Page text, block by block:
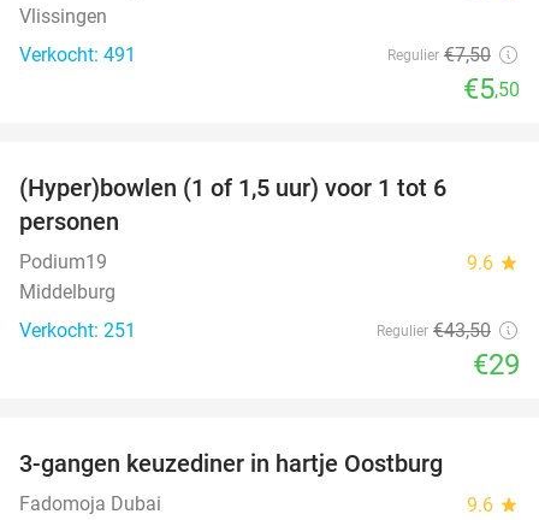
Vlissingen
Verkocht: 491
Regulier €7,50
€5,50
(Hyper)bowlen (1 of 1,5 uur) voor 1 tot 6
personen
Podium19 9.6 star
Middelburg
Verkocht: 251
Regulier €43,50
€29
3-gangen keuzediner in hartje Oostburg
Fadomoja Dubai 9.6 star